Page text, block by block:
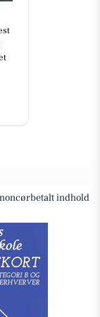
indhold